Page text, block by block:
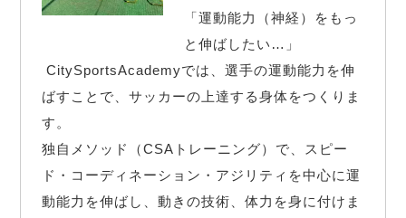
「運動能力（神経）をもっ
と伸ばしたい…」
ばすことで、サッカーの上達する身体をつくりま
す。
独自メソッド（CSAトレーニング）で、スピー
ド・コーディネーション・アジリティを中心に運
動能力を伸ばし、動きの技術、体力を身に付けま